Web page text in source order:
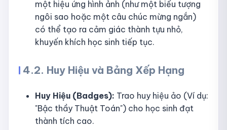
một hiệu ứng hình ảnh (như một biểu tượng
ngôi sao hoặc một câu chúc mừng ngắn)
có thể tạo ra cảm giác thành tựu nhỏ,
khuyến khích học sinh tiếp tục.
4.2. Huy Hiệu và Bảng Xếp Hạng
Huy Hiệu (Badges): Trao huy hiệu ảo (Ví dụ:
"Bậc thầy Thuật Toán") cho học sinh đạt
thành tích cao.